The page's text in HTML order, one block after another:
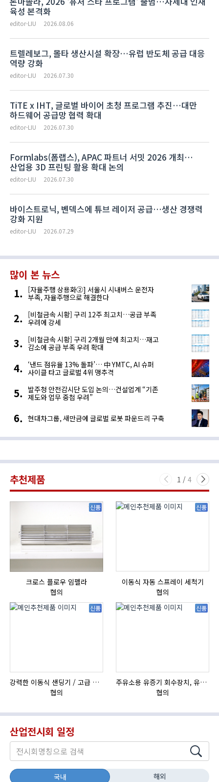
육성 본격화
editor-LIU 2026.08.06
트렐레보그, 몰타 생산시설 확장…유럽 반도체 공급 대응
역량 강화
editor-LIU 2026.07.30
TiTE x IHT, 글로벌 바이어 초청 프로그램 추진…대만
하드웨어 공급망 협력 확대
editor-LIU 2026.07.30
Formlabs(폼랩스), APAC 파트너 서밋 2026 개최…
산업용 3D 프린팅 활용 확대 논의
editor-LIU 2026.07.30
바이스트로닉, 벤덱스에 튜브 레이저 공급…생산 경쟁력
강화 지원
editor-LIU 2026.07.29
많이 본 뉴스
[자율주행 상용화②] 서울시 시내버스 운전자
부족, 자율주행으로 해결한다
[비철금속 시황] 구리 12주 최고치…공급 부족
우려에 강세
[비철금속 시황] 구리 2개월 만에 최고치…재고
감소에 공급 부족 우려 확대
‘낸드 점유율 13% 돌파’… 中 YMTC, AI 슈퍼
사이클 타고 글로벌 4위 맹추격
발주청 안전감시단 도입 논의…건설업계 “기존
제도와 업무 중첩 우려”
현대차그룹, 새만금에 글로벌 로봇 파운드리 구축
추천제품 1 / 4
신품
크로스 플로우 임펠라
협의
신품
이동식 자동 스프레이 세척기
협의
신품
강력한 이동식 샌딩기 / 고급 이태리 IBIX샌드블라스터
협의
신품
주유소용 유증기 회수장치, 유증기 회수장치, 방폭형, 방폭형 유증기 회수장치
협의
산업전시회 일정
국내 해외